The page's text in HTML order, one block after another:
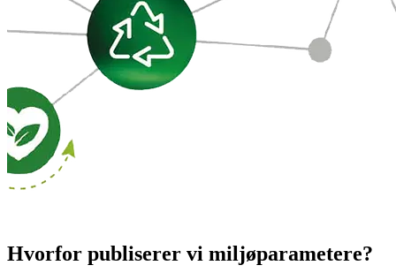
Hvorfor publiserer vi miljøparametere?